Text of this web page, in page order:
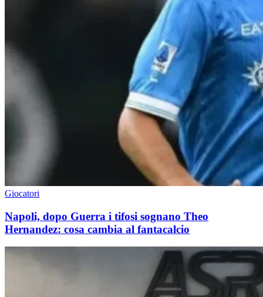
Giocatori
Napoli, dopo Guerra i tifosi sognano Theo
Hernandez: cosa cambia al fantacalcio